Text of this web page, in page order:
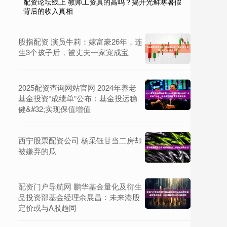
背后的收入真相
股指配资 演员牛莉：嫁富豪26年，连
生3个孩子后，被丈夫一家宠成宝
2025配资查询网站官网 2024年养老
基金投资“成绩单”公布：基金投运稳
健&#32;实现保值增值
西宁股票配资公司 杨采钰甘当二房却
被嫌弃的瓜
配资门户导航网 鹏华基金量化及衍生
品投资部基金经理余展昌：未来港股
定价或与A股趋同